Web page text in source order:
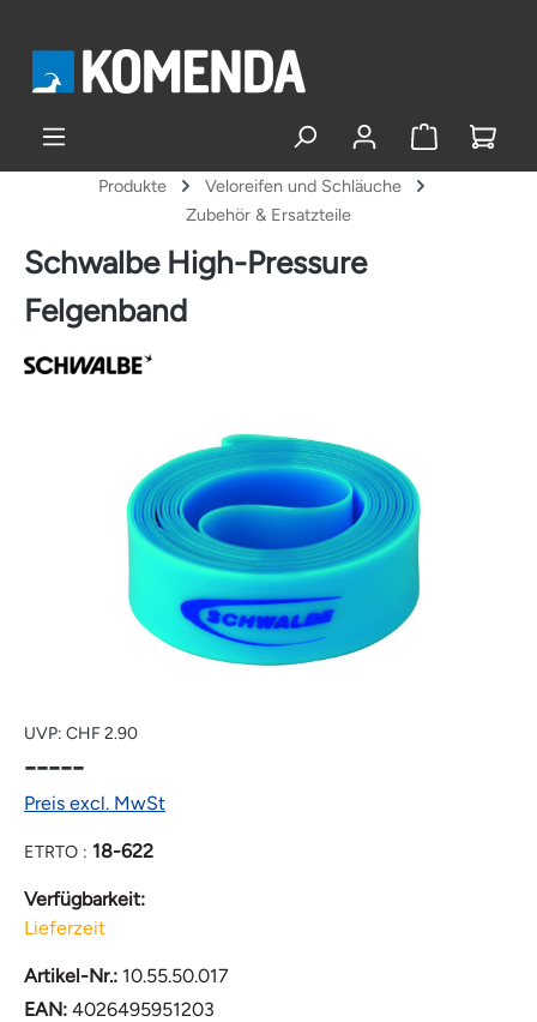
Produkte
Veloreifen und Schläuche
Zubehör & Ersatzteile
Schwalbe High-Pressure
Felgenband
Bildergalerie überspringen
UVP: CHF 2.90
-----
Preis excl. MwSt
ETRTO : 18-622
Verfügbarkeit:
Lieferzeit
Artikel-Nr.: 10.55.50.017
EAN: 4026495951203